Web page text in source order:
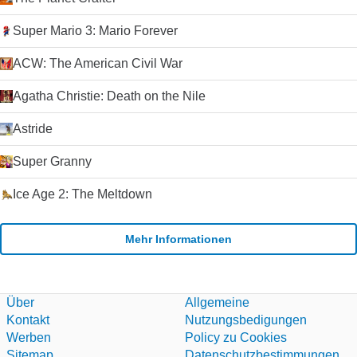
Super Mario 3: Mario Forever
ACW: The American Civil War
Agatha Christie: Death on the Nile
Astride
Super Granny
Ice Age 2: The Meltdown
Mehr Informationen
Über
Kontakt
Werben
Allgemeine
Nutzungsbedigungen
Policy zu Cookies